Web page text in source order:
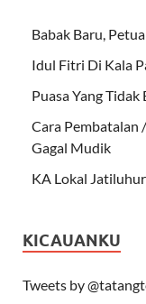
Babak Baru,
Idul Fitri Di Kala
Puasa Yang Tidak
Cara Pembatalan
Gagal Mudik
KA Lokal
KICAUANKU
Tweets by